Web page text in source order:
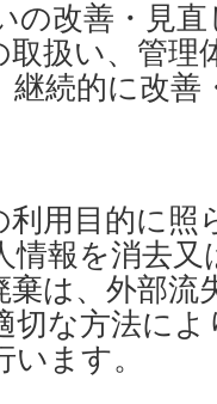
の改善・見直
取扱い、管理
継続的に改善
利用目的に照
情報を消去
棄は、外部流
切な方法に
ます。